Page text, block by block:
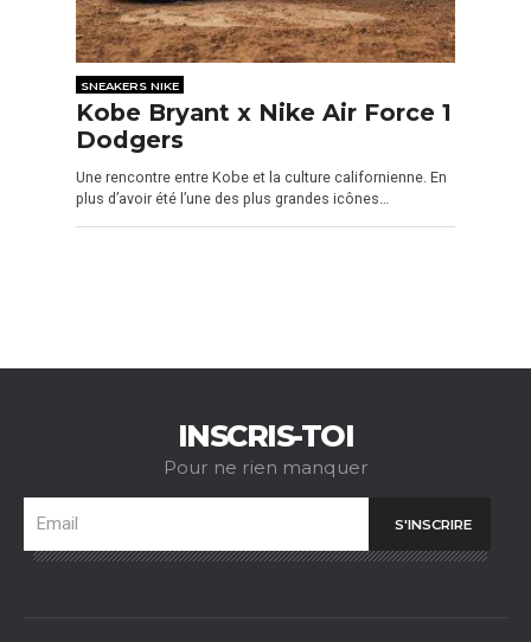
SNEAKERS NIKE
Kobe Bryant x Nike Air Force 1
Dodgers
Une rencontre entre Kobe et la culture californienne. En
plus d’avoir été l’une des plus grandes icônes…
INSCRIS-TOI
Pour ne rien manquer